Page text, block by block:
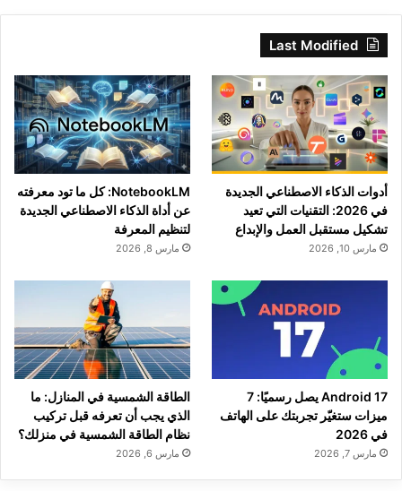
Last Modified
أدوات الذكاء الاصطناعي الجديدة
في 2026: التقنيات التي تعيد
تشكيل مستقبل العمل والإبداع
مارس 10, 2026
NotebookLM: كل ما تود معرفته
عن أداة الذكاء الاصطناعي الجديدة
لتنظيم المعرفة
مارس 8, 2026
Android 17 يصل رسميًا: 7
ميزات ستغيّر تجربتك على الهاتف
في 2026
مارس 7, 2026
الطاقة الشمسية في المنازل: ما
الذي يجب أن تعرفه قبل تركيب
نظام الطاقة الشمسية في منزلك؟
مارس 6, 2026